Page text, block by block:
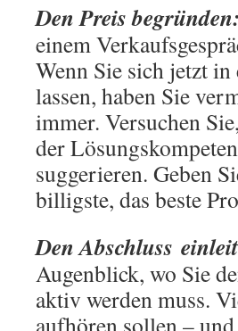
Den Preis begründen:
einem
Wenn Sie sich jetzt
lassen, haben Sie
immer. Versuchen
der
suggerieren. Geben
billigste, das beste
Den Abschluss
Augenblick, wo Sie
aktiv werden muss.
aufhören sollen –